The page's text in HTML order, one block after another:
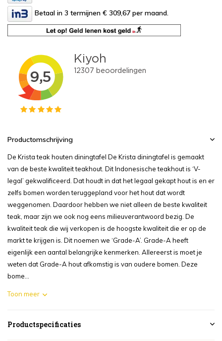
Betaal in 3 termijnen € 309,67 per maand.
Productomschrijving
De Krista teak houten diningtafel De Krista diningtafel is gemaakt
van de beste kwaliteit teakhout. Dit Indonesische teakhout is ‘V-
legal’ gekwalificeerd. Dat houdt in dat het legaal gekapt hout is en er
zelfs bomen worden teruggepland voor het hout dat wordt
weggenomen. Daardoor hebben we niet alleen de beste kwaliteit
teak, maar zijn we ook nog eens milieuverantwoord bezig. De
kwaliteit teak die wij verkopen is de hoogste kwaliteit die er op de
markt te krijgen is. Dit noemen we ‘Grade-A’. Grade-A heeft
eigenlijk een aantal belangrijke kenmerken. Allereerst is moet je
weten dat Grade-A hout afkomstig is van oudere bomen. Deze
bome...
Toon meer
Productspecificaties